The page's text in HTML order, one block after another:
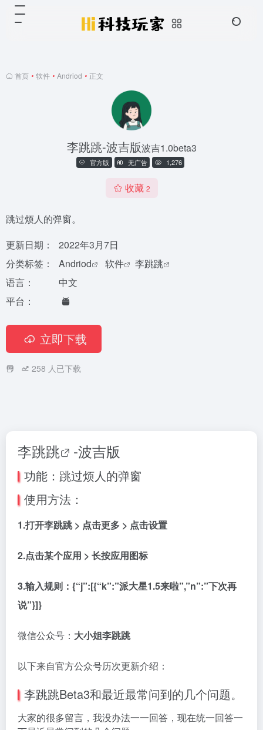
首页 • 软件 • Andriod • 正文
李跳跳-波吉版波吉1.0beta3
官方版 无广告 1,276
收藏 2
跳过烦人的弹窗。
更新日期：
2022年3月7日
分类标签：
Andriod 软件
李跳跳
语言：
中文
平台：
立即下载
258 人已下载
李跳跳 -波吉版
功能：跳过烦人的弹窗
使用方法：
1.打开李跳跳 > 点击更多 > 点击设置
2.点击某个应用 > 长按应用图标
3.输入规则：{“j”:[{“k”:”派大星1.5来啦”,”n”:”下次再
说”}]}
微信公众号： 大小姐李跳跳
以下来自官方公众号历次更新介绍：
李跳跳Beta3和最近最常问到的几个问题。
大家的很多留言，我没办法一一回答，现在统一回答一